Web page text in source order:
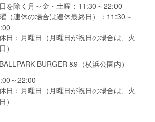
を除く月～金・土曜：11:30～22:00
（連休の場合は連休最終日）：11:30～
日：月曜日（月曜日が祝日の場合は、火
）
BALLPARK BURGER &9（横浜公園内）
～22:00
日：月曜日（月曜日が祝日の場合は、火
）